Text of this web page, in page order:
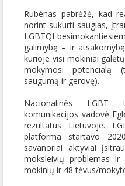
Rubénas pabrėžė, kad
norint sukurti saugias,
LGBTQI
galimybę – ir
kurioje visi mokiniai
mokymosi potencialą
saugumą ir gerovę).
Nacionalinės LGBT
komunikacijos vadovė
rezultatus Lietuvoje.
platforma startavo
savanoriai aktyviai
moksleivių problemas
mokinių ir 48 tėvus/